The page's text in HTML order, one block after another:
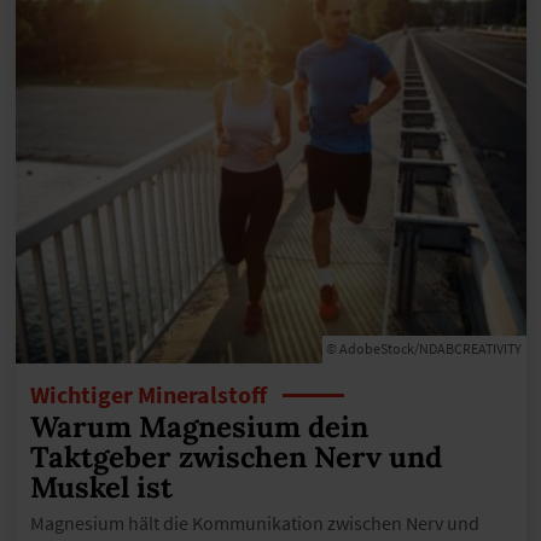
© AdobeStock/NDABCREATIVITY
Wichtiger Mineralstoff
Warum Magnesium dein
Taktgeber zwischen Nerv und
Muskel ist
Magnesium hält die Kommunikation zwischen Nerv und